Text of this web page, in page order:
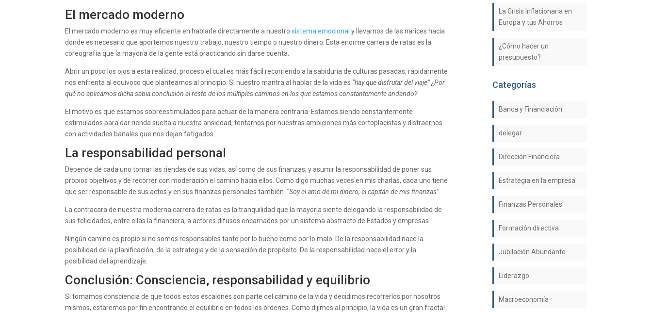
El mercado moderno
El mercado moderno es muy eficiente en hablarle directamente a nuestrosistema emocional y llevarnos de las narices hacia
donde es necesario que aportemos nuestro trabajo, nuestro tiempo o nuestro dinero. Esta enorme carrera de ratas es la
coreografía que la mayoría de la gente está practicando sin darse cuenta.
Abrir un poco los ojos a esta realidad, proceso el cual es más fácil recorriendo a la sabiduría de culturas pasadas, rápidamente
nos enfrenta al equívoco que planteamos al principio. Si nuestro mantra al hablar de la vida es “hay que disfrutar del viaje”¿Por
qué no aplicamos dicha sabia conclusión al resto de los múltiples caminos en los que estamos constantemente andando?
El motivo es que estamos sobreestimulados para actuar de la manera contraria. Estamos siendo constantemente
estimulados para dar rienda suelta a nuestra ansiedad, tentarnos por nuestras ambiciones más cortoplacistas y distraernos
con actividades banales que nos dejan fatigados.
La responsabilidad personal
Depende de cada uno tomar las riendas de sus vidas, así como de sus finanzas, y asumir la responsabilidad de poner sus
propios objetivos y de recorrer con moderación el camino hacia ellos. Como digo muchas veces en mis charlas, cada uno tiene
que ser responsable de sus actos y en sus finanzas personales también. “Soy el amo de mi dinero, el capitán de mis finanzas”.
La contracara de nuestra moderna carrera de ratas es la tranquilidad que la mayoría siente delegando la responsabilidad de
sus felicidades, entre ellas la financiera, a actores difusos encarnados por un sistema abstracto de Estados y empresas.
Ningún camino es propio si no somos responsables tanto por lo bueno como por lo malo. De la responsabilidad nace la
posibilidad de la planificación, de la estrategia y de la sensación de propósito. De la responsabilidad nace el error y la
posibilidad del aprendizaje.
Conclusión: Consciencia, responsabilidad y equilibrio
Si tomamos consciencia de que todos estos escalones son parte del camino de la vida y decidimos recorrerlos por nosotros
mismos, estaremos por fin encontrando el equilibrio en todos los órdenes. Como dijimos al principio, la vida es un gran fractal
La Crisis Inflacionaria en
Europa y tus Ahorros
¿Cómo hacer un
presupuesto?
Categorías
Banca y Financiación
delegar
Dirección Financiera
Estrategia en la empresa
Finanzas Personales
Formación directiva
Jubilación Abundante
Liderazgo
Macroeconomía